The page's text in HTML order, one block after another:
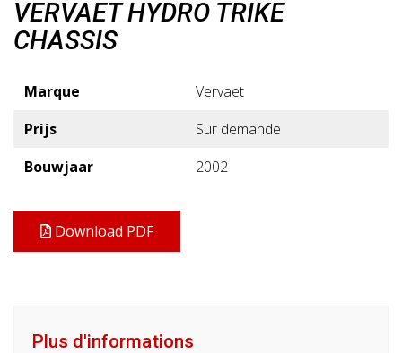
VERVAET HYDRO TRIKE
CHASSIS
Marque
Vervaet
Prijs
Sur demande
Bouwjaar
2002
Download PDF
Plus d'informations